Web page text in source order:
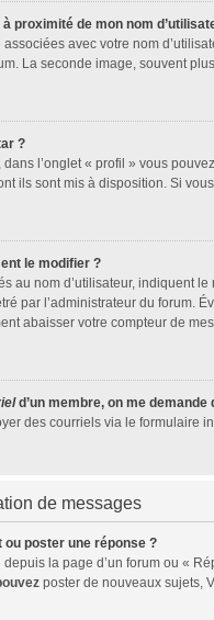
proximité de mon nom
avec votre nom
La seconde image, souvent
?
l’onglet « profil » vous
ils sont mis à disposition. Si
le modifier ?
au nom d’utilisateur, indiquent
par l’administrateur du
abaisser votre compteur de
d’un membre, on me demande
des courriels via le formulaire
de messages
poster une réponse ?
la page d’un forum ou «
poster de nouveaux sujets,